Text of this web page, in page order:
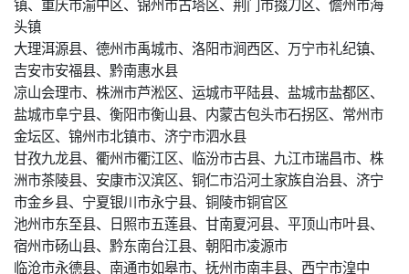
头镇
大理洱源县、德州市禹城市、洛阳市涧西区、万宁市礼纪镇、
吉安市安福县、黔南惠水县
凉山会理市、株洲市芦淞区、运城市平陆县、盐城市盐都区、
盐城市阜宁县、衡阳市衡山县、内蒙古包头市石拐区、常州市
金坛区、锦州市北镇市、济宁市泗水县
甘孜九龙县、衢州市衢江区、临汾市古县、九江市瑞昌市、株
洲市茶陵县、安康市汉滨区、铜仁市沿河土家族自治县、济宁
市金乡县、宁夏银川市永宁县、铜陵市铜官区
池州市东至县、日照市五莲县、甘南夏河县、平顶山市叶县、
宿州市砀山县、黔东南台江县、朝阳市凌源市
临沧市永德县、南通市如皋市、抚州市南丰县、西宁市湟中